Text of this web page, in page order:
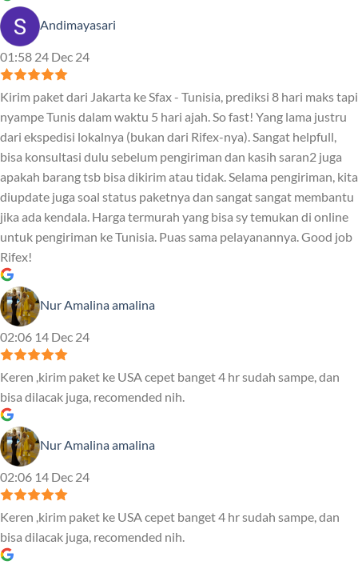
Andimayasari
01:58 24 Dec 24
Kirim paket dari Jakarta ke Sfax - Tunisia, prediksi 8 hari maks tapi
nyampe Tunis dalam waktu 5 hari ajah. So fast! Yang lama justru
dari ekspedisi lokalnya (bukan dari Rifex-nya). Sangat helpfull,
bisa konsultasi dulu sebelum pengiriman dan kasih saran2 juga
apakah barang tsb bisa dikirim atau tidak. Selama pengiriman, kita
diupdate juga soal status paketnya dan sangat sangat membantu
jika ada kendala. Harga termurah yang bisa sy temukan di online
untuk pengiriman ke Tunisia. Puas sama pelayanannya. Good job
Rifex!
Nur Amalina amalina
02:06 14 Dec 24
Keren ,kirim paket ke USA cepet banget 4 hr sudah sampe, dan
bisa dilacak juga, recomended nih.
Nur Amalina amalina
02:06 14 Dec 24
Keren ,kirim paket ke USA cepet banget 4 hr sudah sampe, dan
bisa dilacak juga, recomended nih.